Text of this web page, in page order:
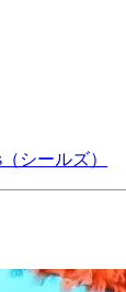
シールズ）